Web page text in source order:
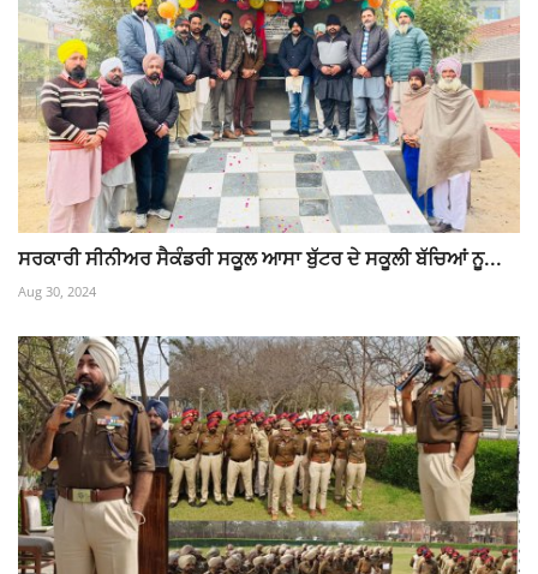
ਸਰਕਾਰੀ ਸੀਨੀਅਰ ਸੈਕੰਡਰੀ ਸਕੂਲ ਆਸਾ ਬੁੱਟਰ ਦੇ ਸਕੂਲੀ ਬੱਚਿਆਂ ਨੂ...
Aug 30, 2024